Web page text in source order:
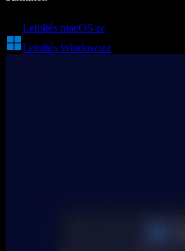
Letöltés macOS-re
Letöltés Windowsra